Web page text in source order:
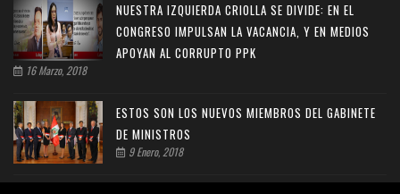
NUESTRA IZQUIERDA CRIOLLA SE DIVIDE: EN EL
CONGRESO IMPULSAN LA VACANCIA, Y EN MEDIOS
APOYAN AL CORRUPTO PPK
16 Marzo, 2018
ESTOS SON LOS NUEVOS MIEMBROS DEL GABINETE
DE MINISTROS
9 Enero, 2018